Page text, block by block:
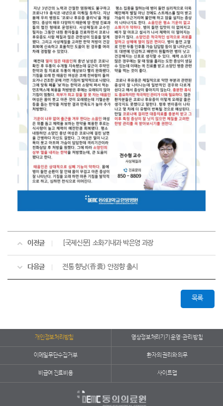
이전글 [국제신문] 소화기내과 박은영 과장
다음글 전통 향낭(香囊) 안정향 출시
목록
개인정보처리방침 영상정보처리기기 운영·관리 방침
이메일무단수집거부 환자의 권리와 의무
비급여 진료비용 사이트맵